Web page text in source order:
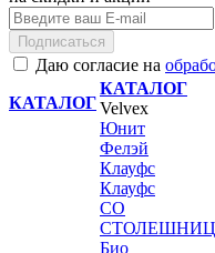
Подписаться
Даю согласие на
КАТАЛОГ
КАТАЛОГ
Velvex
Юнит
Фелэй
Клауфс
Клауфс
СО
Био